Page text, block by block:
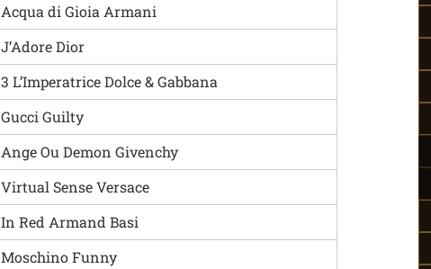
Acqua di Gioia Armani
J’Adore Dior
3 L’Imperatrice Dolce & Gabbana
Gucci Guilty
Ange Ou Demon Givenchy
Virtual Sense Versace
In Red Armand Basi
Moschino Funny